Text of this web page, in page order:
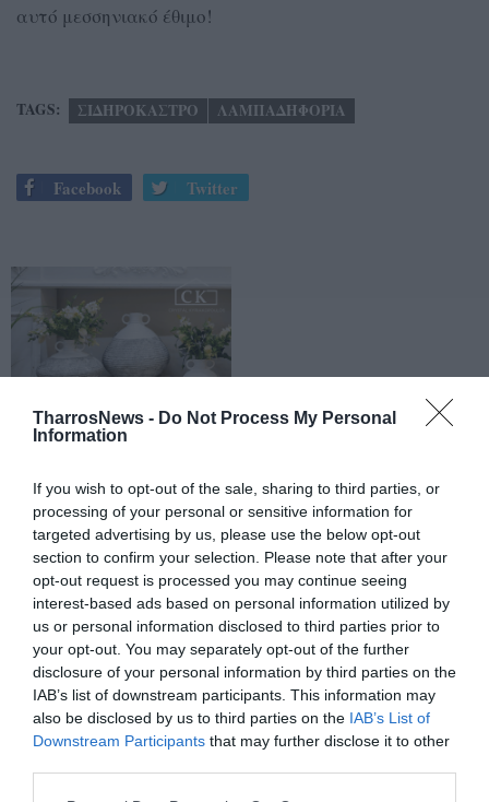
TharrosNews - Do Not Process My Personal
Information
If you wish to opt-out of the sale, sharing to third parties, or
processing of your personal or sensitive information for
targeted advertising by us, please use the below opt-out
section to confirm your selection. Please note that after your
opt-out request is processed you may continue seeing
interest-based ads based on personal information utilized by
us or personal information disclosed to third parties prior to
your opt-out. You may separately opt-out of the further
disclosure of your personal information by third parties on the
IAB’s list of downstream participants. This information may
also be disclosed by us to third parties on the IAB’s List of
Downstream Participants that may further disclose it to other
αυτό μεσσηνιακό έθιμο!
TAGS: ΣΙΔΗΡΟΚΑΣΤΡΟ ΛΑΜΠΑΔΗΦΟΡΙΑ
Facebook Twitter